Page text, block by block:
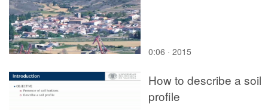
0:06 · 2015
How to describe a soil
profile